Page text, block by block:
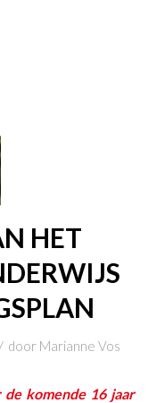
HET
/ door Marianne Vos
komende 16 jaar